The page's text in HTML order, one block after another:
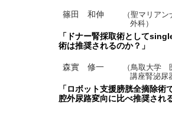
篠田 和伸
（聖マリア
外科）
「ドナー腎採取術として
術は推奨されるのか？」
森實 修一
（鳥取大学
講座腎泌尿
「ロボット支援膀胱全摘除術
腔外尿路変向に比べ推奨され